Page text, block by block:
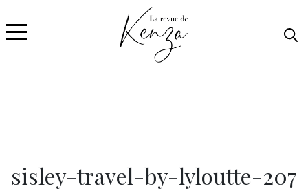
sisley-travel-by-lyloutte-207